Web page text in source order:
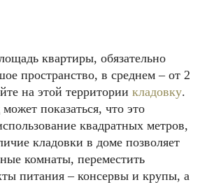
квартиры, обязательно
пространство, в среднем – от 2
на этой территории кладовку.
показаться, что это
квадратных метров,
кладовки в доме позволяет
комнаты, переместить
питания – консервы и крупы, а